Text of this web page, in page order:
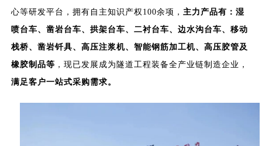
心等研发平台，拥有自主知识产权100余项，主力产品有：湿
喷台车、凿岩台车、拱架台车、二衬台车、边水沟台车、移动
栈桥、凿岩钎具、高压注浆机、智能钢筋加工机、高压胶管及
橡胶制品等 ，现已发展成为隧道工程装备全产业链制造企业，
满足客户一站式采购需求。